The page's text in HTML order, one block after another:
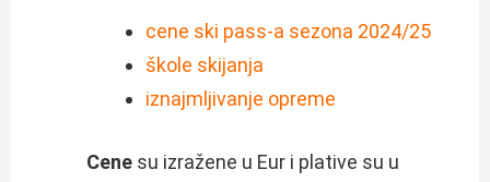
cene ski pass-a sezona 2024/25
škole skijanja
iznajmljivanje opreme
Cene su izražene u Eur i plative su u